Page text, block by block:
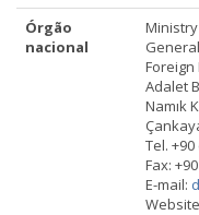
Órgão
nacional
Foreign
Adalet
Namık
Tel. +90
Fax:
E-mail: